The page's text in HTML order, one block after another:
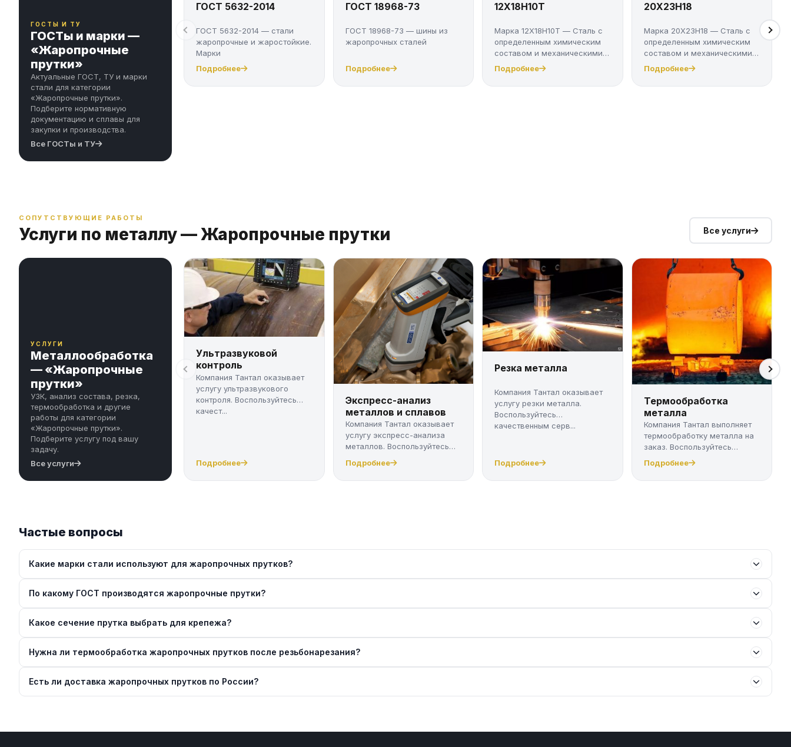
ГОСТЫ И ТУ
ГОСТы и марки —
«Жаропрочные
прутки»
Актуальные ГОСТ, ТУ и марки
стали для категории
«Жаропрочные прутки».
Подберите нормативную
документацию и сплавы для
закупки и производства.
Все ГОСТы и ТУ
ГОСТ 5632-2014
ГОСТ 5632-2014 — стали
жаропрочные и жаростойкие.
Марки
Подробнее
ГОСТ 18968-73
ГОСТ 18968-73 — шины из
жаропрочных сталей
Подробнее
12Х18Н10Т
Марка 12Х18Н10Т — Сталь с
определенным химическим
составом и механическими
свойс...
Подробнее
20Х23Н18
Марка 20Х23Н18 — Сталь с
определенным химическим
составом и механическими
свойст...
Подробнее
СОПУТСТВУЮЩИЕ РАБОТЫ
Услуги по металлу — Жаропрочные прутки Все услуги
УСЛУГИ
Металлообработка
— «Жаропрочные
прутки»
УЗК, анализ состава, резка,
термообработка и другие
работы для категории
«Жаропрочные прутки».
Подберите услугу под вашу
задачу.
Все услуги
Ультразвуковой
контроль
Компания Тантал оказывает
услугу ультразвукового
контроля. Воспользуйтесь
качест...
Подробнее
Экспресс-анализ
металлов и сплавов
Компания Тантал оказывает
услугу экспресс-анализа
металлов. Воспользуйтесь
Подробнее
Резка металла
Компания Тантал оказывает
услугу резки металла.
Воспользуйтесь
качественным серв...
Подробнее
Термообработка
металла
Компания Тантал выполняет
термообработку металла на
заказ. Воспользуйтесь
качест...
Подробнее
Частые вопросы
Какие марки стали используют для жаропрочных прутков?
По какому ГОСТ производятся жаропрочные прутки?
Какое сечение прутка выбрать для крепежа?
Нужна ли термообработка жаропрочных прутков после резьбонарезания?
Есть ли доставка жаропрочных прутков по России?